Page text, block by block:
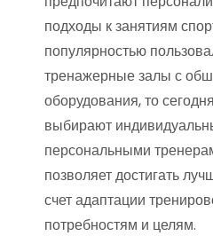
подходы к занятиям
популярностью
тренажерные залы с
оборудования, то
выбирают
персональными
позволяет достигать
счет адаптации
потребностям и целям.